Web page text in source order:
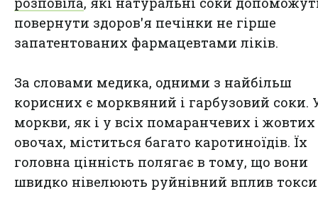
повернути здоров'я печінки не гірше
запатентованих фармацевтами ліків.
За словами медика, одними з найбільш
корисних є морквяний і гарбузовий соки.
моркви, як і у всіх помаранчевих і жовтих
овочах, міститься багато каротиноїдів. Їх
головна цінність полягає в тому, що вони
швидко нівелюють руйнівний вплив